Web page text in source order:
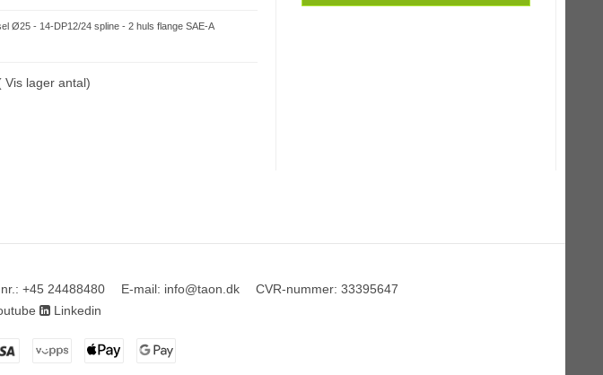
Ø25 - 14-DP12/24 spline - 2 huls flange SAE-A
Vis lager antal)
: +45 24488480 E-mail: info@taon.dk CVR-nummer: 33395647
Linkedin